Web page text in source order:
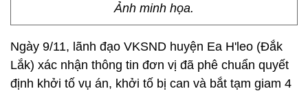
Ảnh minh họa.
Ngày 9/11, lãnh đạo VKSND huyện Ea H'leo (Đắk
Lắk) xác nhận thông tin đơn vị đã phê chuẩn quyết
định khởi tố vụ án, khởi tố bị can và bắt tạm giam 4